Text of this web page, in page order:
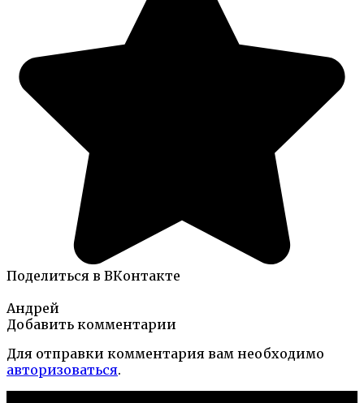
Поделиться в ВКонтакте
Андрей
Добавить комментарии
Для отправки комментария вам необходимо
авторизоваться.